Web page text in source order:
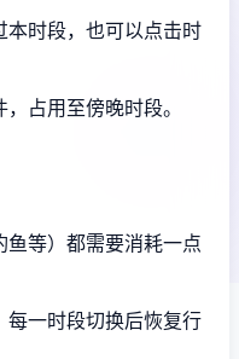
本时段，也可以点击时
占用至傍晚时段。
等）都需要消耗一点
每一时段切换后恢复行